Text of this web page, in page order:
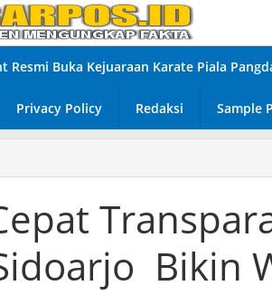
Resmi Buka Kejuaraan Karate Piala
Privacy Policy Redaksi Sample
Bikin
Bikin